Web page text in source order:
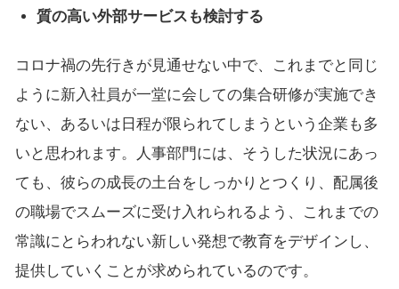
質の高い外部サービスも検討する
コロナ禍の先行きが見通せない中で、これまでと同じ
ように新入社員が一堂に会しての集合研修が実施でき
ない、あるいは日程が限られてしまうという企業も多
いと思われます。人事部門には、そうした状況にあっ
ても、彼らの成長の土台をしっかりとつくり、配属後
の職場でスムーズに受け入れられるよう、これまでの
常識にとらわれない新しい発想で教育をデザインし、
提供していくことが求められているのです。